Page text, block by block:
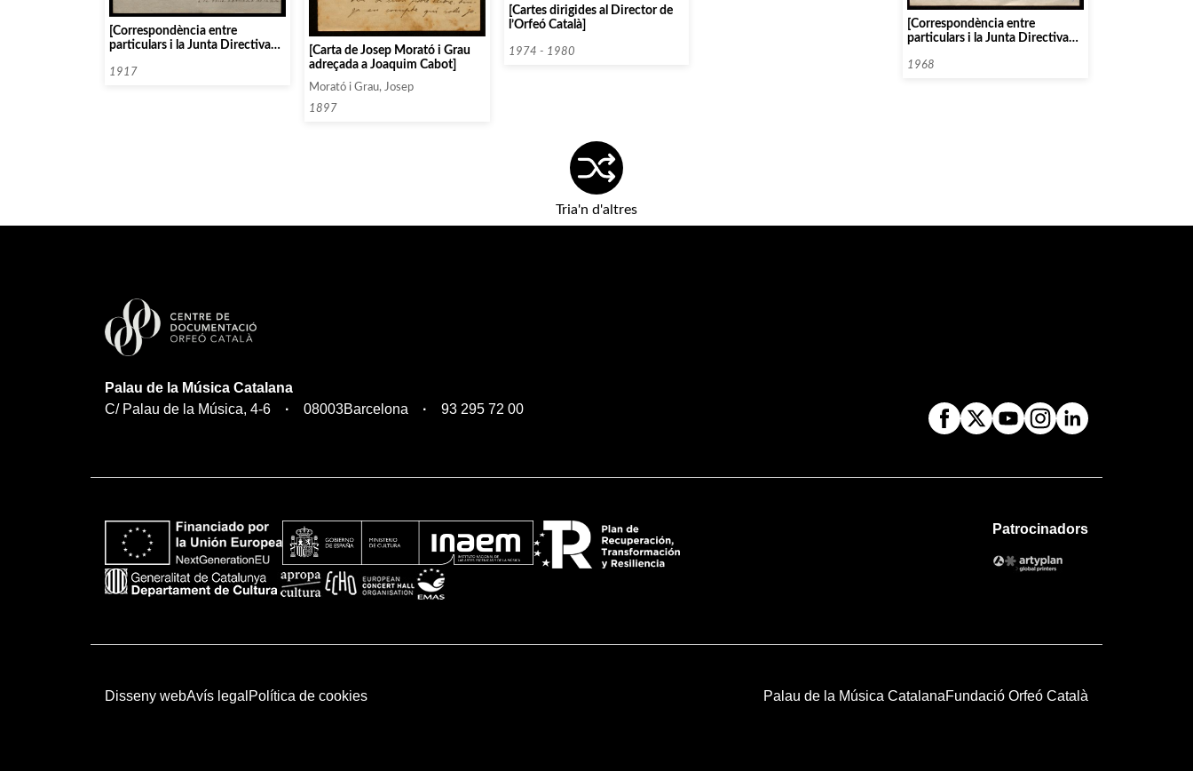
[Correspondència entre
particulars i la Junta Directiva
1917
[Carta de Josep Morató i Grau
adreçada a Joaquim Cabot]
Morató i Grau, Josep
1897
[Cartes dirigides al Director de
l’Orfeó Català]
1974 - 1980
[Correspondència entre
particulars i la Junta Directiva
1968
Tria'n d'altres
Palau de la Música Catalana
C/ Palau de la Música, 4-6
08003Barcelona 93 295 72 00
Patrocinadors
Disseny webAvís legal Política de cookies Palau de la Música CatalanaFundació Orfeó Català